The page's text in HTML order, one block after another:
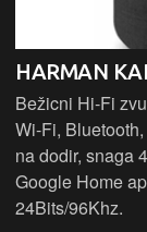
HARMAN
Bežicni Hi-Fi
Wi-Fi,
na dodir, snaga
Google Home
24Bits/96Khz.